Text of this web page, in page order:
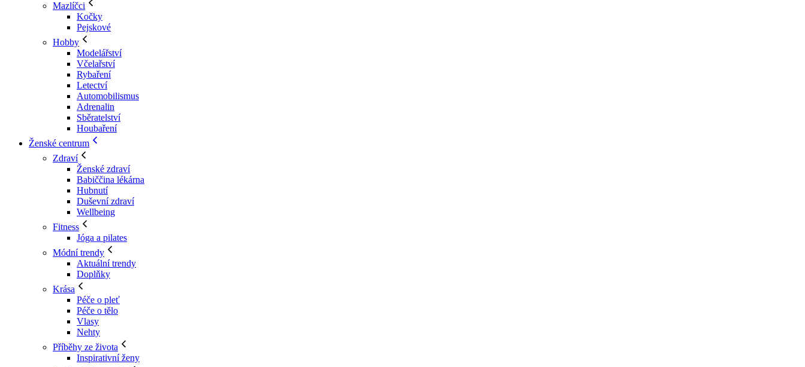
Mazlíčci
Kočky
Pejskové
Hobby
Modelářství
Včelařství
Rybaření
Letectví
Automobilismus
Adrenalin
Sběratelství
Houbaření
Ženské centrum
Zdraví
Ženské zdraví
Babiččina lékárna
Hubnutí
Duševní zdraví
Wellbeing
Fitness
Jóga a pilates
Módní trendy
Aktuální trendy
Doplňky
Krása
Péče o pleť
Péče o tělo
Vlasy
Nehty
Příběhy ze života
Inspirativní ženy